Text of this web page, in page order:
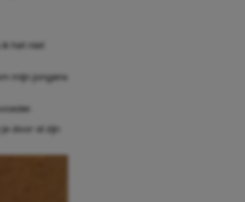
het niet
mijn jongens
door al zijn